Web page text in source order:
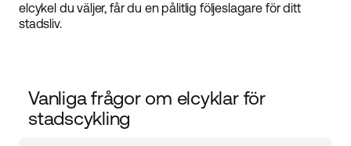
elcykel du väljer, får du en pålitlig följeslagare för ditt
stadsliv.
Vanliga frågor om elcyklar för
stadscykling